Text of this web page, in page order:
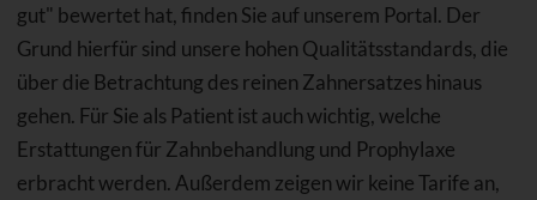
gut" bewertet hat, finden Sie auf unserem Portal. Der
Grund hierfür sind unsere hohen Qualitätsstandards, die
über die Betrachtung des reinen Zahnersatzes hinaus
gehen. Für Sie als Patient ist auch wichtig, welche
Erstattungen für Zahnbehandlung und Prophylaxe
erbracht werden. Außerdem zeigen wir keine Tarife an,